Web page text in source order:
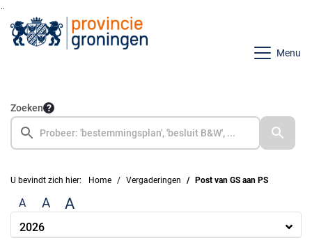
Ga naar de inhoud van deze pagina
Ga naar het zoeken
Ga naar het menu
Menu
Zoeken
U bevindt zich hier: Home Vergaderingen Post van GS aan PS
A A A
2026